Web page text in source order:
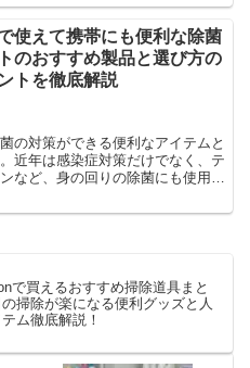
使えて携帯にも便利な除菌
のおすすめ製品と選び方の
トを徹底解説
の対策ができる便利なアイテムと
近年は感染症対策だけでなく、テ
など、身の回りの除菌にも使用さ
で買えるおすすめ掃除道具まと
掃除が楽になる便利グッズと人
ム徹底解説！